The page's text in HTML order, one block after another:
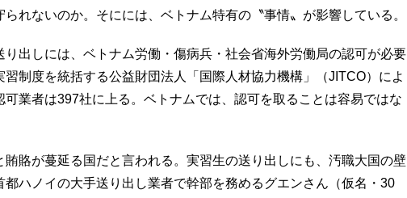
れないのか。そにには、ベトナム特有の〝事情〟が影響している。
出しには、ベトナム労働・傷病兵・社会省海外労働局の認可が必要
習制度を統括する公益財団法人「国際人材協力機構」（JITCO）によ
可業者は397社に上る。ベトナムでは、認可を取ることは容易ではな
賂が蔓延る国だと言われる 。実習生の送り出しにも、汚職大国の壁
都ハノイの大手送り出し業者で幹部を務めるグエンさん（仮名・30